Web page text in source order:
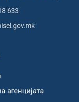
633
агенцијата